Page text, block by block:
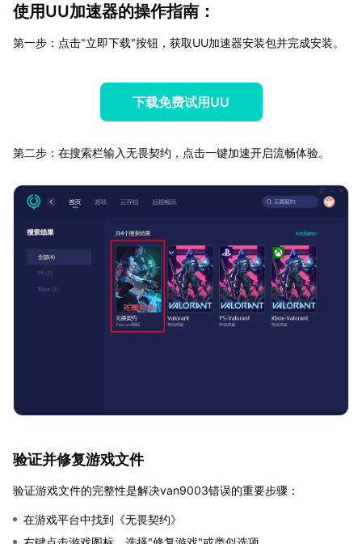
使用UU加速器的操作指南：
第一步：点击"立即下载"按钮，获取UU加速器安装包并完成安装。
下载免费试用UU
第二步：在搜索栏输入无畏契约，点击一键加速开启流畅体验。
验证并修复游戏文件
验证游戏文件的完整性是解决van9003错误的重要步骤：
在游戏平台中找到《无畏契约》